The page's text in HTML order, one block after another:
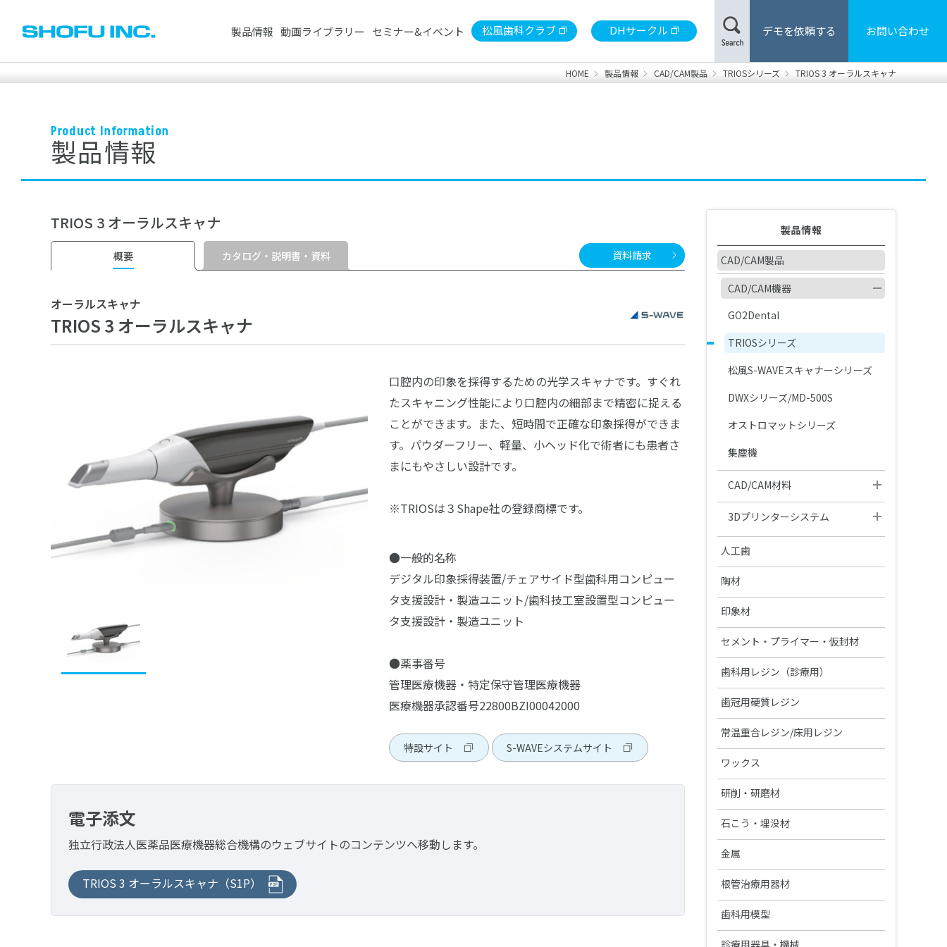
製品情報
セメント・プライマー・仮封材
ワックス
ホワイトニング
矯正製品
SDS 安全データシート 販売・修理中止製品
製品カタログ・取扱説明書の検索
動画ライブラリー セミナー&イベント 松風歯科クラブ DHサークル デモを依頼する お問い合わせ
※スペースで区切って複数検索が可能です。
検索対象： すべて 製品情報 動画ライブラリー 製品カタログ・取扱説明書の検索
よく検索されているワード
HOME 製品情報 CAD/CAM製品 TRIOSシリーズ TRIOS 3 オーラルスキャナ
Product Information
製品情報
TRIOS 3 オーラルスキャナ
概要 カタログ・説明書・資料 資料請求
オーラルスキャナ
TRIOS 3 オーラルスキャナ
口腔内の印象を採得するための光学スキャナです。すぐれ
たスキャニング性能により口腔内の細部まで精密に捉える
ことができます。また、短時間で正確な印象採得ができま
す。パウダーフリー、軽量、小ヘッド化で術者にも患者さ
まにもやさしい設計です。
※TRIOSは３Shape社の登録商標です。
●一般的名称
デジタル印象採得装置/チェアサイド型歯科用コンピュー
タ支援設計・製造ユニット/歯科技工室設置型コンピュー
タ支援設計・製造ユニット
●薬事番号
管理医療機器・特定保守管理医療機器
医療機器承認番号22800BZI00042000
特設サイト S-WAVEシステムサイト
電子添文
独立行政法人医薬品医療機器総合機構のウェブサイトのコンテンツへ移動します。
TRIOS 3 オーラルスキャナ（S1P）
製品情報
CAD/CAM製品
CAD/CAM機器
GO2Dental
TRIOSシリーズ
松風S-WAVEスキャナーシリーズ
DWXシリーズ/MD-500S
オストロマットシリーズ
集塵機
CAD/CAM材料
ジルコニアZRシリーズ
ハイブリッドレジンHCシリーズ
その他レジン
松風ディスクワックス
3Dプリンターシステム
カーラプリント シリーズ
UltraCraft A2D HD
IMD-S
ディーマ プリントシリーズイン
ク
S-WAVEプリントシリーズインク
(IMD-S対応)
S-WAVEプリントシリーズインク
(UltraCraft A2D HD対応)
関連製品
人工歯
硬質レジン歯
エンデュラ（前歯/臼歯）
NC ベラシア（前歯/臼歯）
バイオリンガ
エンデュラ ゼロ臼歯
レジン歯
松風リアルクラウン前歯
レジン前歯
松風レジン臼歯
松風バイオエースレジン歯 20°臼
歯
陶歯
ベラシア SA ポーセレン（前歯/
熱可塑性レジン歯
ベラシア SA フルアーチ
テンポラリークラウン用シェル
松風シェルクラウン SA
陶材
オールセラミックス陶材
ヴィンテージ ZR
ヴィンテージ LD プレス
ヴィンテージ PRIME プレス
金属焼付用陶材
ヴィンテージ MP
ヴィンテージ ハロー
関連製品
ヴィンテージ アートシリーズ
希釈液・分離液・その他
ガイド
筆等作業用具
印象材
印象材（診療用）
グランブルー EX
デントシリコーン アクア
ジルデフィットシリーズ
印象材（技工用）
デュプリゲル
松風ラボシリコーン
デュプリコーン
関連製品
CDスペーサー
CDフラスコ
松風咬合紙
SUシリーズ
寒天印象材用シリンジ
セメント・プライマー・仮封材
接着性レジンセメント
ビューティリンクSA
ビューティセム べニア
前処理材(プライマー)
各種前処理材
合着用セメント
ハイ-ボンド レジグラス
ハイ-ボンド グラスアイオノマー
CX
ハイ-ボンド カルボセメント
ハイ-ボンド カルボプラス
スーパーセメント
裏層用セメント
松風ベースセメント （ピンク）
松風ベースセメント ホワイト
松風ベースセメント デンティン
色
仮着・仮封材
仮着・仮封材
充填用セメント
グラスアイオノマー FX-LC
グラスアイオノマー FX ウルトラ
松風ハイ-ボンド グラスアイオノ
マー-Ｆ（充填用）
関連製品
松風ココアバター
松風バニッシュ
アクアセップ
歯科用レジン（診療用）
レジン（診療用）
ビューティシーラント
充填用コンポジットレジン
支台築造用レジン
歯面コーティング材
ボンディング材
PRリペアキット
フルオロボンド シェイクワン
セラレジンボンド
フルオロボンドⅡ
ビューティボンド Xtreme
エッチング/歯面コンディショナ
ー
松風エナメルコンディショナー
関連製品
エースクラップインスツルメン
ト
ペーパーパッド
ブラシ類
歯冠用硬質レジン
歯冠用硬質レジン
セラマージュ デュオ
セラマージュ アップ
ソリデックス ハーデュラ
ソリデックス
ソリデックスシリーズ関連材料
関連製品
ライトフィルセップ
リテンションビーズ 150/ビーズ
ペン
レジングレーズ
ライトアート
筆・ブラシ類
常温重合レジン/床用レジン
常温重合レジン
プロビナイスシリーズ
義歯床用レジン
フィットレジン
松風アーバン
松風ポアーレジン
義歯床用レジン関連製品
印象トレー用レジン
松風トレーレジンⅡ
松風トレーレジン
粘膜調整材・機能印象材
松風ティッシュコンディショナー
松風ティッシュコンディショナー
Ⅱ ソフト
ワックス
インレーワックス
松風カラーワックス
松風レッドインレーワックス
松風マイティワックス
鋳造床維持装置用ワックス
松風ステップルシートワックス
松風ラインワックス
松風ワックスパターン
試適・実習用ワックス
カラートーニングワックス
松風歯冠色ワックス
その他ワックス
松風イエローワックス
松風ビーディングワックス
ワックス関連製品
ナイスフィット
研削・研磨材
ダイヤモンド研削材
ダイヤモンド研削材FG
カーバイドバー
ジェットカーバイドバーHP
ジェットカーバイドバー FG
ジェットカーバイドバーFG“ショ
カーボランダム研削材
松風カーボランダムポイント
アルミナ質研削材
松風ホワイトポイント
石こう・埋没材
石こう、埋没材
石こう
耐火模型材
ラミナ ベストⅡ
CDインベストメント
石こう、埋没材関連製品
松風フィッティングライナー バ
金属
鋳造用合金
コバリオンEX
陶材焼付用合金
コバルタンMB
根管治療用器材
ファイル(電動式)
Mtwoファイル
ファイル(手用)
歯科用模型
ADEMシステム
診療用器具・機械